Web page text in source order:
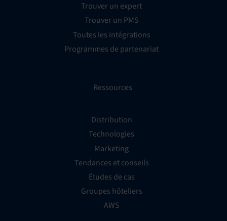
Trouver un expert
Trouver un PMS
Toutes les intégrations
Programmes de partenariat
Ressources
Distribution
Technologies
Marketing
Tendances et conseils
Études de cas
Groupes hôteliers
AWS